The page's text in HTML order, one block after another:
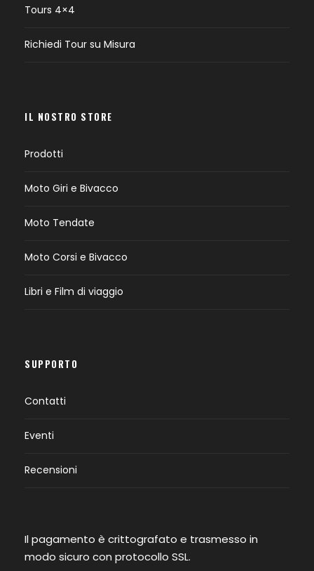
Tours 4×4
Richiedi Tour su Misura
IL NOSTRO STORE
Prodotti
Moto Giri e Bivacco
Moto Tendate
Moto Corsi e Bivacco
Libri e Film di viaggio
SUPPORTO
Contatti
Eventi
Recensioni
Il pagamento è crittografato e trasmesso in
modo sicuro con protocollo SSL.